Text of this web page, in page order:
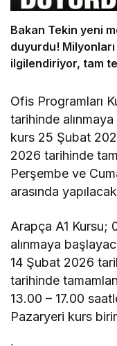
Bakan Tekin yeni
duyurdu! Milyonları
ilgilendiriyor, tam
Ofis Programları
tarihinde
kurs 25 Şubat
2026 tarihinde
Perşembe ve
arasında
Arapça A1 Kursu;
alınmaya
14 Şubat 2026
tarihinde
13.00 – 17.00
Pazaryeri kurs